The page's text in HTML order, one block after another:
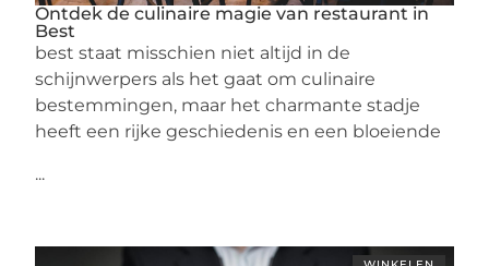
Ontdek de culinaire magie van restaurant in
Best
best staat misschien niet altijd in de
schijnwerpers als het gaat om culinaire
bestemmingen, maar het charmante stadje
heeft een rijke geschiedenis en een bloeiende
...